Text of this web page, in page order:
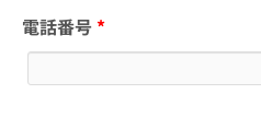
電話番号 *